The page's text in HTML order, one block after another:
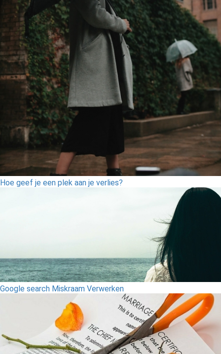
Hoe geef je een plek aan je verlies?
Google search Miskraam Verwerken